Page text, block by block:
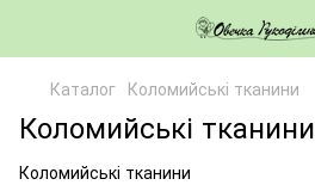
Каталог Коломийські тканини
Коломийські тканини
Коломийські тканини